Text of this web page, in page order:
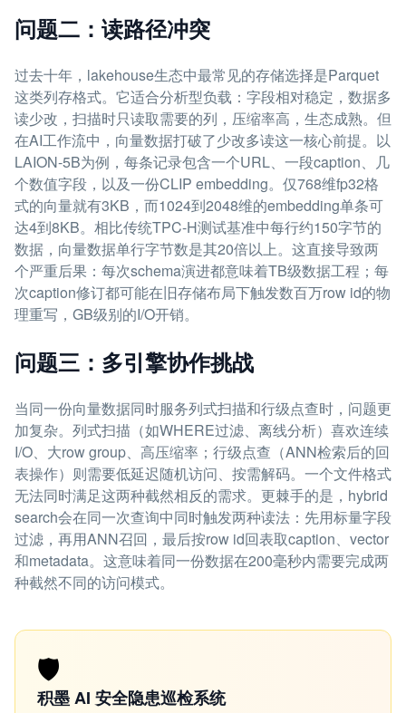
问题二：读路径冲突
过去十年，lakehouse生态中最常见的存储选择是Parquet
这类列存格式。它适合分析型负载：字段相对稳定，数据多
读少改，扫描时只读取需要的列，压缩率高，生态成熟。但
在AI工作流中，向量数据打破了少改多读这一核心前提。以
LAION-5B为例，每条记录包含一个URL、一段caption、几
个数值字段，以及一份CLIP embedding。仅768维fp32格
式的向量就有3KB，而1024到2048维的embedding单条可
达4到8KB。相比传统TPC-H测试基准中每行约150字节的
数据，向量数据单行字节数是其20倍以上。这直接导致两
个严重后果：每次schema演进都意味着TB级数据工程；每
次caption修订都可能在旧存储布局下触发数百万row id的物
理重写，GB级别的I/O开销。
问题三：多引擎协作挑战
当同一份向量数据同时服务列式扫描和行级点查时，问题更
加复杂。列式扫描（如WHERE过滤、离线分析）喜欢连续
I/O、大row group、高压缩率；行级点查（ANN检索后的回
表操作）则需要低延迟随机访问、按需解码。一个文件格式
无法同时满足这两种截然相反的需求。更棘手的是，hybrid
search会在同一次查询中同时触发两种读法：先用标量字段
过滤，再用ANN召回，最后按row id回表取caption、vector
和metadata。这意味着同一份数据在200毫秒内需要完成两
种截然不同的访问模式。
🛡️
积墨 AI 安全隐患巡检系统